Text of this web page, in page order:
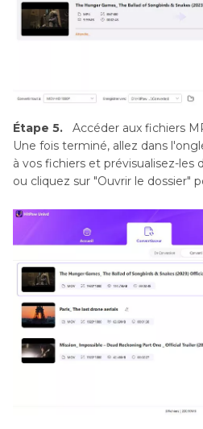
Étape 5.
Accéder aux fichiers
Une fois terminé, allez dans
à vos fichiers et prévisualisez-
ou cliquez sur "Ouvrir le dossier"